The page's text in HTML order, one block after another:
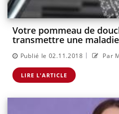
Votre pommeau de
transmettre une
Publié le 02.11.2018 | Par
LIRE L'ARTICLE